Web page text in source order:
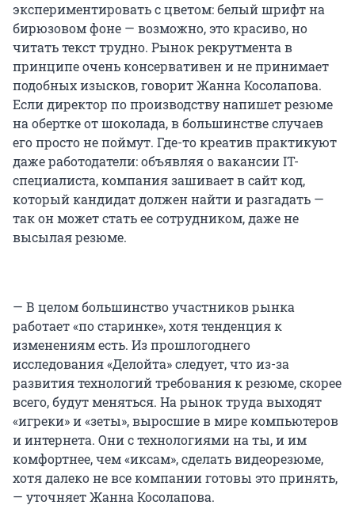
экспериментировать с цветом: белый шрифт на
бирюзовом фоне — возможно, это красиво, но
читать текст трудно. Рынок рекрутмента в
принципе очень консервативен и не принимает
подобных изысков, говорит Жанна Косолапова.
Если директор по производству напишет резюме
на обертке от шоколада, в большинстве случаев
его просто не поймут. Где-то креатив практикуют
даже работодатели: объявляя о вакансии IT-
специалиста, компания зашивает в сайт код,
который кандидат должен найти и разгадать —
так он может стать ее сотрудником, даже не
высылая резюме.
— В целом большинство участников рынка
работает «по старинке», хотя тенденция к
изменениям есть. Из прошлогоднего
исследования «Делойта» следует, что из-за
развития технологий требования к резюме, скорее
всего, будут меняться. На рынок труда выходят
«игреки» и «зеты», выросшие в мире компьютеров
и интернета. Они с технологиями на ты, и им
комфортнее, чем «иксам», сделать видеорезюме,
хотя далеко не все компании готовы это принять,
— уточняет Жанна Косолапова.